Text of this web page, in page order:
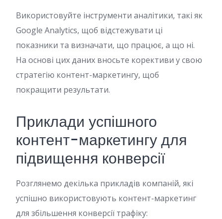
Використовуйте інструменти аналітики, такі як
Google Analytics, щоб відстежувати ці
показники та визначати, що працює, а що ні.
На основі цих даних вносьте корективи у свою
стратегію контент-маркетингу, щоб
покращити результати.
Приклади успішного
контент-маркетингу для
підвищення конверсії
Розглянемо декілька прикладів компаній, які
успішно використовують контент-маркетинг
для збільшення конверсії трафіку: